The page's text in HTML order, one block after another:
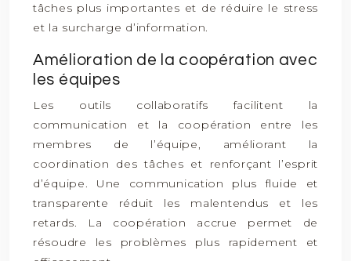
tâches plus importantes et de réduire le stress
et la surcharge d’information.
Amélioration de la coopération avec
les équipes
Les outils collaboratifs facilitent la
communication et la coopération entre les
membres de l’équipe, améliorant la
coordination des tâches et renforçant l’esprit
d’équipe. Une communication plus fluide et
transparente réduit les malentendus et les
retards. La coopération accrue permet de
résoudre les problèmes plus rapidement et